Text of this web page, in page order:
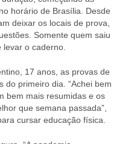
horário de Brasília. Desde
deixar os locais de prova,
Somente quem saiu
o caderno.
17 anos, as provas de
do primeiro dia. “Achei bem
bem mais resumidas e os
que semana passada”,
cursar educação física.